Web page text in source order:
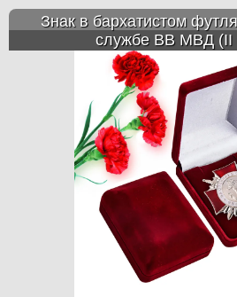
Знак в бархатистом
службе ВВ МВД (II